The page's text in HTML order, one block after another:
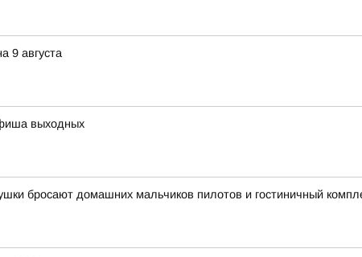
9 августа
выходных
бросают домашних мальчиков пилотов и гостиничный